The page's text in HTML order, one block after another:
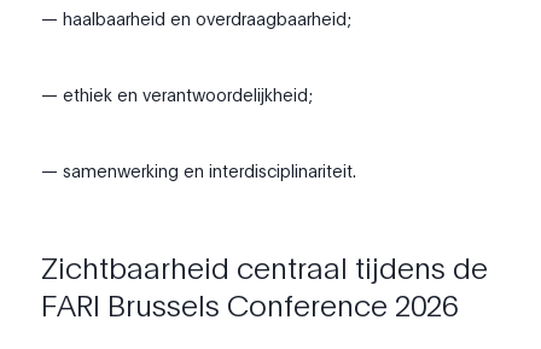
— haalbaarheid en overdraagbaarheid;
— ethiek en verantwoordelijkheid;
— samenwerking en interdisciplinariteit.
Zichtbaarheid centraal tijdens de
FARI Brussels Conference 2026